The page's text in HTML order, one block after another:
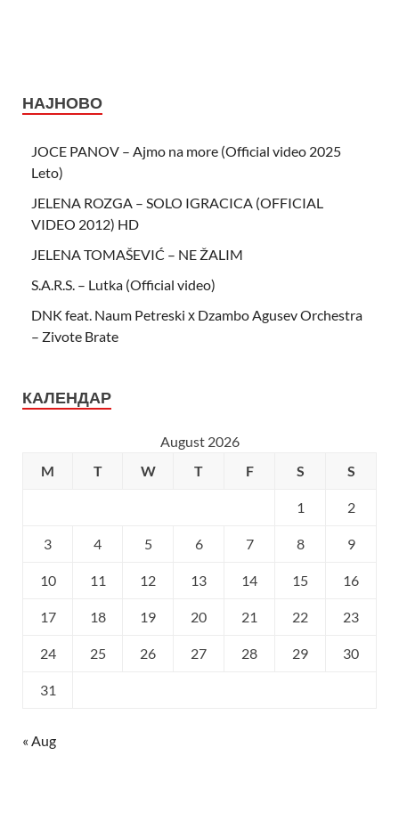
НАЈНОВО
JOCE PANOV – Ajmo na more (Official video 2025
Leto)
JELENA ROZGA – SOLO IGRACICA (OFFICIAL
VIDEO 2012) HD
JELENA TOMAŠEVIĆ – NE ŽALIM
S.A.R.S. – Lutka (Official video)
DNK feat. Naum Petreski х Dzambo Agusev Orchestra
– Zivote Brate
КАЛЕНДАР
August 2026
M
T W T F S S
1 2
3 4 5 6 7 8 9
10 11 12 13 14 15 16
17 18 19 20 21 22 23
24 25 26 27 28 29 30
31
« Aug